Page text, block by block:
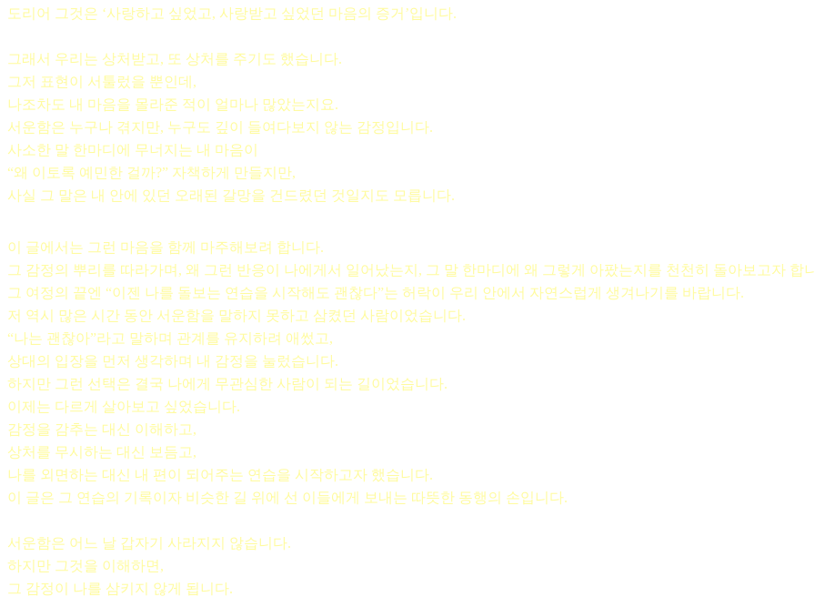
도리어 그것은 ‘사랑하고 싶었고, 사랑받고 싶었던 마음의 증거’입니다.
그래서 우리는 상처받고, 또 상처를 주기도 했습니다.
그저 표현이 서툴렀을 뿐인데,
나조차도 내 마음을 몰라준 적이 얼마나 많았는지요.
서운함은 누구나 겪지만, 누구도 깊이 들여다보지 않는 감정입니다.
사소한 말 한마디에 무너지는 내 마음이
“왜 이토록 예민한 걸까?” 자책하게 만들지만,
사실 그 말은 내 안에 있던 오래된 갈망을 건드렸던 것일지도 모릅니다.
이 글에서는 그런 마음을 함께 마주해보려 합니다.
그 감정의 뿌리를 따라가며, 왜 그런 반응이 나에게서 일어났는지, 그 말 한마디에 왜 그렇게 아팠는지를 천천히 돌아보고자 합
그 여정의 끝엔 “이젠 나를 돌보는 연습을 시작해도 괜찮다”는 허락이 우리 안에서 자연스럽게 생겨나기를 바랍니다.
저 역시 많은 시간 동안 서운함을 말하지 못하고 삼켰던 사람이었습니다.
“나는 괜찮아”라고 말하며 관계를 유지하려 애썼고,
상대의 입장을 먼저 생각하며 내 감정을 눌렀습니다.
하지만 그런 선택은 결국 나에게 무관심한 사람이 되는 길이었습니다.
이제는 다르게 살아보고 싶었습니다.
감정을 감추는 대신 이해하고,
상처를 무시하는 대신 보듬고,
나를 외면하는 대신 내 편이 되어주는 연습을 시작하고자 했습니다.
이 글은 그 연습의 기록이자 비슷한 길 위에 선 이들에게 보내는 따뜻한 동행의 손입니다.
서운함은 어느 날 갑자기 사라지지 않습니다.
하지만 그것을 이해하면,
그 감정이 나를 삼키지 않게 됩니다.